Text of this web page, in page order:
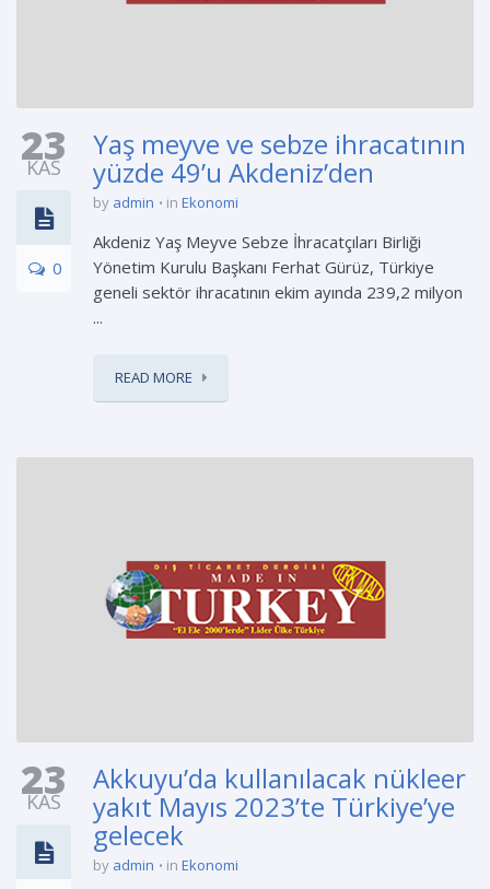
23
KAS
0
Yaş meyve ve sebze ihracatının
yüzde 49’u Akdeniz’den
by admin in Ekonomi
Akdeniz Yaş Meyve Sebze İhracatçıları Birliği
Yönetim Kurulu Başkanı Ferhat Gürüz, Türkiye
geneli sektör ihracatının ekim ayında 239,2 milyon
...
READ MORE
23
KAS
Akkuyu’da kullanılacak nükleer
yakıt Mayıs 2023’te Türkiye’ye
gelecek
by admin in Ekonomi